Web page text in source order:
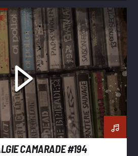
CAMARADE #194